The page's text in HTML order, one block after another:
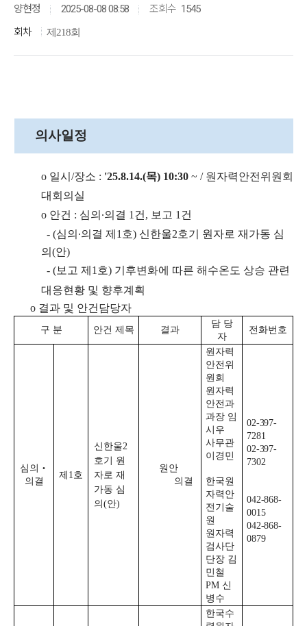
양현정 2025-08-08 08:58 조회수 1545
회차 제218회
의사일정
ο 일시 /장소 : '25.8.14.(목) 10:30 ~ / 원자력안전위원회
대회의실
ο 안건 : 심의 ∙의결 1건, 보고 1건
- (심의 ∙의결 제1호) 신한울2호기 원자로 재가동 심
의(안)
- (보고 제1호) 기후변화에 따른 해수온도 상승 관련
대응현황 및 향후계획
ο 결과 및 안건담당자
구 분 안건 제목 결과
담 당
자
전화번호
심의 ‧
의결
제 1호
신한울2
호기 원
자로 재
가동 심
의 (안)
원안
의결
원자력
안전위
원회
원자력
안전과
과장 임
시우
사무관
이경민
한국원
자력안
전기술
원
원자력
검사단
단장 김
민철
PM 신
병수
02-397-
7281
02-397-
7302
042-868-
0015
042-868-
0879
한국수